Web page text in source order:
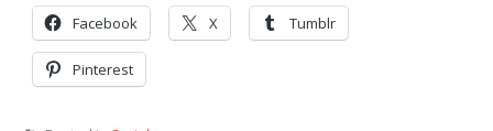
Facebook X Tumblr
Pinterest